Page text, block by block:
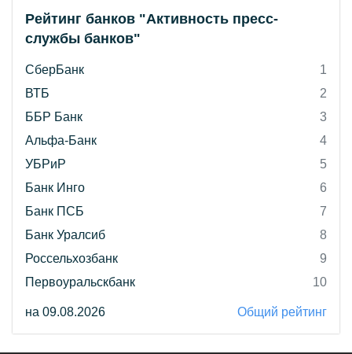
Рейтинг банков "Активность пресс-
службы банков"
СберБанк
1
ВТБ
2
ББР Банк
3
Альфа-Банк
4
УБРиР
5
Банк Инго
6
Банк ПСБ
7
Банк Уралсиб
8
Россельхозбанк
9
Первоуральскбанк
10
на 09.08.2026 Общий рейтинг